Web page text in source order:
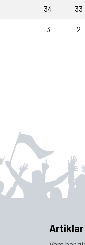
34 33
3 2
Artiklar